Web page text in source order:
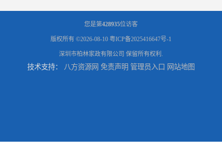
您是第428935位访客
版权所有 ©2026-08-10 粤ICP备2025416647号-1
深圳市柏林家政有限公司 保留所有权利.
技术支持： 八方资源网 免责声明 管理员入口 网站地图